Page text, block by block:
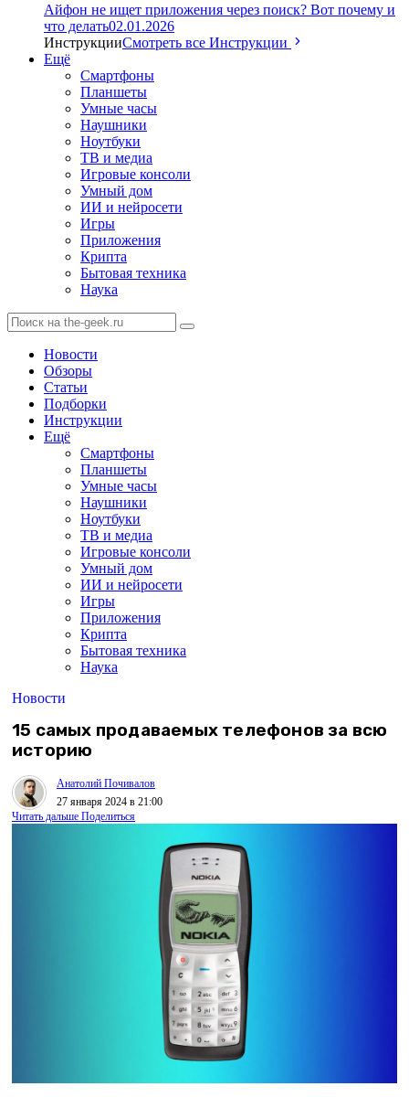
Айфон не ищет приложения через поиск? Вот почему и
что делать02.01.2026
ИнструкцииСмотреть все Инструкции
Ещё
Смартфоны
Планшеты
Умные часы
Наушники
Ноутбуки
ТВ и медиа
Игровые консоли
Умный дом
ИИ и нейросети
Игры
Приложения
Крипта
Бытовая техника
Наука
Новости
Обзоры
Статьи
Подборки
Инструкции
Ещё
Смартфоны
Планшеты
Умные часы
Наушники
Ноутбуки
ТВ и медиа
Игровые консоли
Умный дом
ИИ и нейросети
Игры
Приложения
Крипта
Бытовая техника
Наука
Новости
15 самых продаваемых телефонов за всю
историю
Анатолий Почивалов
27 января 2024 в 21:00
Читать дальше Поделиться